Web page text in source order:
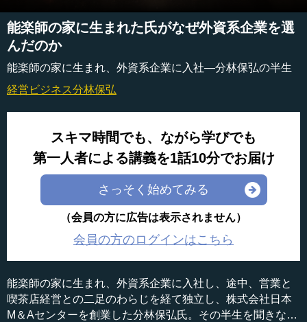
能楽師の家に生まれた氏がなぜ外資系企業を選
んだのか
能楽師の家に生まれ、外資系企業に入社―分林保弘の半生
経営ビジネス分林保弘
スキマ時間でも、ながら学びでも
第一人者による講義を1話10分でお届け
さっそく始めてみる
（会員の方に広告は表示されません）
会員の方のログインはこちら
能楽師の家に生まれ、外資系企業に入社し、途中、営業と
喫茶店経営との二足のわらじを経て独立し、株式会社日本
M＆Aセンターを創業した分林保弘氏。その半生を聞きなが